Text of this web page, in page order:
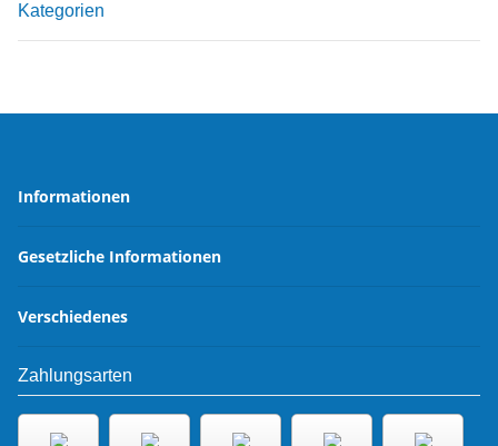
Kategorien
Informationen
Gesetzliche Informationen
Verschiedenes
Zahlungsarten